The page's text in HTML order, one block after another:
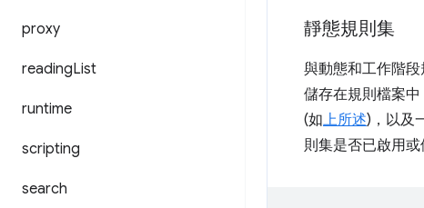
proxy
readingList
runtime
scripting
search
靜態規則集
與動態和工作階
儲存在規則檔案中
(如上所述)，以及
則集是否已啟用